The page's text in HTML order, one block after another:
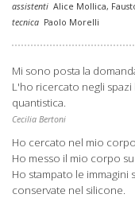
assistenti Alice Mollica,
tecnica Paolo Morelli
Mi sono posta la
L'ho ricercato negli
quantistica.
Cecilia Bertoni
Ho cercato nel mio
Ho messo il mio corpo
Ho stampato le immagini
conservate nel silicone.